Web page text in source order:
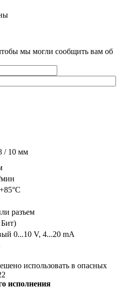
мы могли сообщить вам об
/ 10 мм
мин
разъем
0...10 V, 4...20 mA
использовать в опасных
исполнения